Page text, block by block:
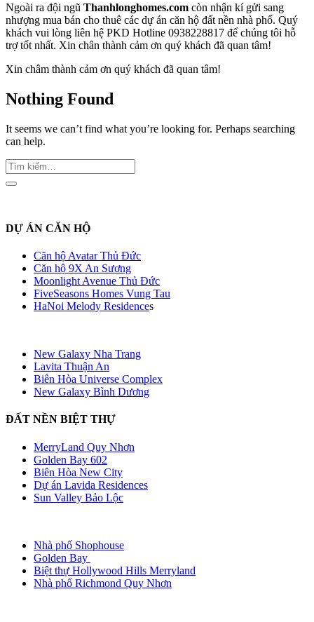
Ngoài ra đội ngũ Thanhlonghomes.com còn nhận kí gửi sang
nhượng mua bán cho thuê các dự án căn hộ đất nền nhà phố. Quý
khách vui lòng liên hệ PKD Hotline 0938228817 để chúng tôi hỗ
trợ tốt nhất. Xin chân thành cảm ơn quý khách đã quan tâm!
Xin châm thành cảm ơn quý khách đã quan tâm!
Nothing Found
It seems we can’t find what you’re looking for. Perhaps searching
can help.
DỰ ÁN CĂN HỘ
Căn hộ Avatar Thủ Đức
Căn hộ 9X An Sương
Moonlight Avenue Thủ Đức
FiveSeasons Homes Vung Tau
HaNoi Melody Residences
New Galaxy Nha Trang
Lavita Thuận An
Biên Hòa Universe Complex
New Galaxy Bình Dương
ĐẤT NỀN BIỆT THỰ
MerryLand Quy Nhơn
Golden Bay 602
Biên Hòa New City
Dự án Lavida Residences
Sun Valley Bảo Lộc
Nhà phố Shophouse
Golden Bay
Biệt thự Hollywood Hills Merryland
Nhà phố Richmond Quy Nhơn